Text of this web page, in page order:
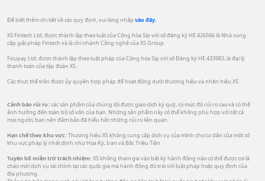
Để biết thêm chi tiết về các quy định, vui lòng nhấp vào đây.
XS Fintech Ltd, được thành lập theo luật của Cộng hòa Síp với số đăng ký HE 426566 là Nhà cung
cấp giải pháp Fintech và là chi nhánh Công nghệ của XS Group.
Ficupay Ltd, được thành lập theo luật pháp của Cộng hòa Síp với số Đăng ký HE 433983, là đại lý
thanh toán của tập đoàn XS.
Các thực thể trên được ủy quyền hợp pháp để hoạt động dưới thương hiệu và nhãn hiệu XS.
Cảnh báo rủi ro: các sản phẩm của chúng tôi được giao dịch ký quỹ, có mức độ rủi ro cao và có thể
ảnh hưởng đến toàn bộ số vốn của bạn. Những sản phẩm này có thể không phù hợp với tất cả
mọi người, bạn nên đảm bảo đã hiểu hết những rủi ro liên quan.
Hạn chế theo khu vực: Thương hiệu XS không cung cấp dịch vụ của mình cho cư dân của một số
khu vực pháp lý nhất định như Hoa Kỳ, Iran và Bắc Triều Tiên.
Tuyên bố miễn trừ trách nhiệm: XS không tham gia vào bất kỳ hành động nào có thể được coi là
chào mời dịch vụ tài chính tại các quốc gia mà hành động đó trái với luật pháp hoặc quy định của
địa phương.